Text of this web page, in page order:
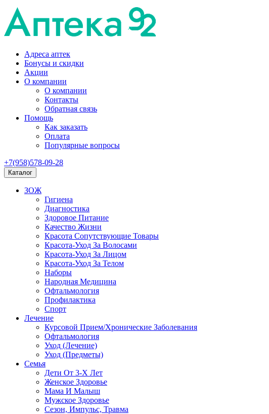
Адреса аптек
Бонусы и скидки
Акции
О компании
О компании
Контакты
Обратная связь
Помощь
Как заказать
Оплата
Популярные вопросы
+7(958)578-09-28
Каталог
ЗОЖ
Гигиена
Диагностика
Здоровое Питание
Качество Жизни
Красота Сопутствующие Товары
Красота-Уход За Волосами
Красота-Уход За Лицом
Красота-Уход За Телом
Наборы
Народная Медицина
Офтальмология
Профилактика
Спорт
Лечение
Курсовой Прием/Хронические Заболевания
Офтальмология
Уход (Лечение)
Уход (Предметы)
Семья
Дети От 3-Х Лет
Женское Здоровье
Мама И Малыш
Мужское Здоровье
Сезон, Импульс, Травма